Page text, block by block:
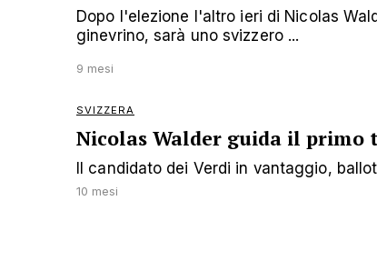
Dopo l'elezione l'altro ieri di Nicolas
ginevrino, sarà uno svizzero ...
9 mesi
SVIZZERA
Nicolas Walder guida il primo
Il candidato dei Verdi in vantaggio,
10 mesi